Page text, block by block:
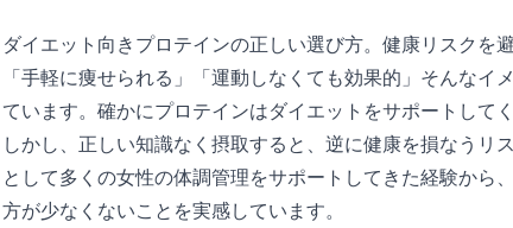
ダイエット向きプロテインの正しい選び方。健康リスクを
「手軽に痩せられる」「運動しなくても効果的」そんなイ
ています。確かにプロテインはダイエットをサポートして
しかし、正しい知識なく摂取すると、逆に健康を損なうリ
として多くの女性の体調管理をサポートしてきた経験から
方が少なくないことを実感しています。